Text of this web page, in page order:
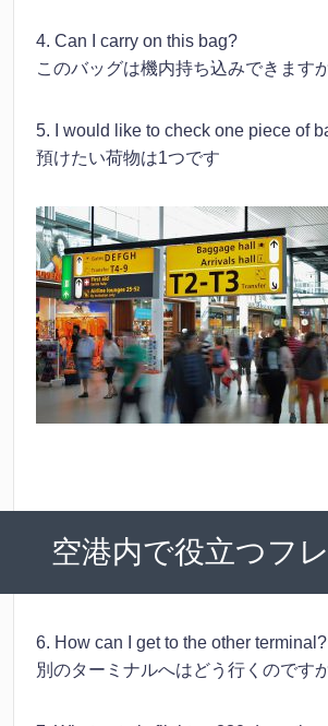
4. Can I carry on this bag?
このバッグは機内持ち込みできます
5. I would like to check one piece of
預けたい荷物は1つです
空港内で役立つフ
6. How can I get to the other terminal?
別のターミナルへはどう行くのです